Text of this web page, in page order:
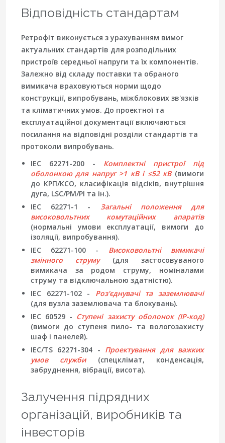
Відповідність стандартам
Ретрофіт виконується з урахуванням вимог
актуальних стандартів для розподільних
пристроїв середньої напруги та їх компонентів.
Залежно від складу поставки та обраного
вимикача враховуються норми щодо
конструкції, випробувань, міжблокових зв'язків
та кліматичних умов. До проектної та
експлуатаційної документації включаються
посилання на відповідні розділи стандартів та
протоколи випробувань.
IEC 62271-200 - Комплектні пристрої під
оболонкою для напруг >1 кВ і ≤52 кВ(вимоги
до КРП/КСО, класифікація відсіків, внутрішня
дуга, LSC/PM/PI та ін.).
IEC 62271-1 - Загальні положення для
високовольтних комутаційних апаратів
(нормальні умови експлуатації, вимоги до
ізоляції, випробування).
IEC 62271-100 - Високовольтні вимикачі
змінного струму(для застосовуваного
вимикача за родом струму, номіналами
струму та відключальною здатністю).
IEC 62271-102 - Роз'єднувачі та заземлювачі
(для вузла заземлювача та блокувань).
IEC 60529 - Ступені захисту оболонок (IP-код)
(вимоги до ступеня пило- та вологозахисту
шаф і панелей).
IEC/TS 62271-304 - Проектування для важких
умов служби(спецклімат, конденсація,
забруднення, вібрації, висота).
Залучення підрядних
організацій, виробників та
інвесторів